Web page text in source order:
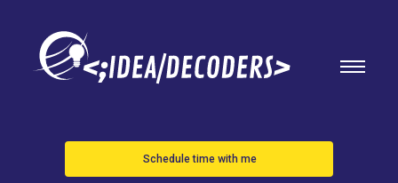
Schedule time with me